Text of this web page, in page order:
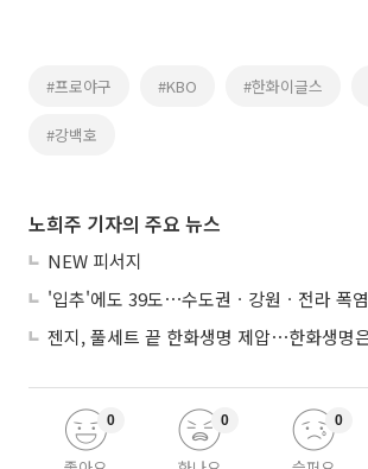
#프로야구 #KBO #한화이글스
#강백호
노희주 기자의 주요 뉴스
NEW 피서지
'입추'에도 39도⋯수도권ㆍ강원ㆍ전라 폭염
0 0 0